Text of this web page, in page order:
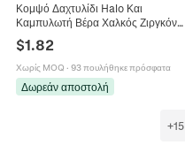
Κομψό Δαχτυλίδι Halo Και
Καμπυλωτή Βέρα Χαλκός Ζιργκόν
Στρογγυλή Κοπή Σμαράγδι Μπλε
Πολυτελή Κοσμήματα Γάμου Πάρτι
$1.82
Χωρίς MOQ · 93 πουλήθηκε πρόσφατα
Δωρεάν αποστολή
+15